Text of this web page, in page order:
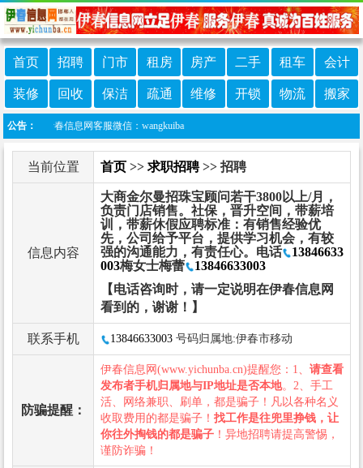
首页 招聘 门市 租房 房产 二手 租车 会计
装修 回收 保洁 疏通 维修 开锁 物流 搬家
公告：
请加伊春信息网客服微信：wangkuiba
当前位置 首页 >> 求职招聘>> 招聘
信息内容
大商金尔曼招珠宝顾问若干3800以上/月，
负责门店销售。社保，晋升空间，带薪培
训，带薪休假应聘标准：有销售经验优
先，公司给予平台，提供学习机会，有较
强的沟通能力，有责任心。电话
13846633
003梅女士梅蕾
13846633003
【电话咨询时，请一定说明在伊春信息网
看到的，谢谢！】
联系手机 13846633003 号码归属地:伊春市移动
防骗提醒：
伊春信息网(www.yichunba.cn)提醒您：1、 请查看
发布者手机归属地与IP地址是否本地。2、手工
活、网络兼职、刷单，都是骗子！凡以各种名义
收取费用的都是骗子！ 找工作是往兜里挣钱，让
你往外掏钱的都是骗子 ！异地招聘请提高警惕，
谨防诈骗！